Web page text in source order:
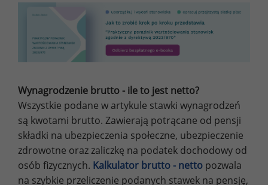
Wynagrodzenie brutto - ile to jest netto?
Wszystkie podane w artykule stawki wynagrodzeń
są kwotami brutto. Zawierają potrącane od pensji
składki na ubezpieczenia społeczne, ubezpieczenie
zdrowotne oraz zaliczkę na podatek dochodowy od
osób fizycznych. Kalkulator brutto - netto pozwala
na szybkie przeliczenie podanych stawek na pensję,